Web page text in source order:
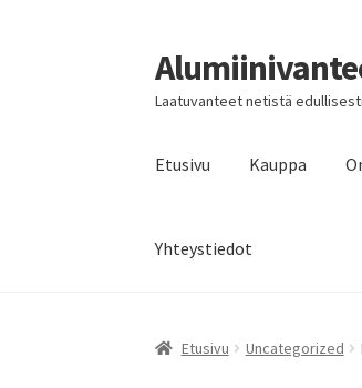
Siirry
navigointiin
Siirry
sisältöön
Laatuvanteet netistä
Etusivu Kauppa
Yhteystiedot
Etusivu Uncategorized